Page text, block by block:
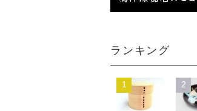
ランキング
1 2